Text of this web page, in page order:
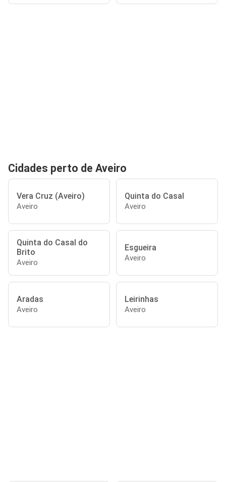
Cidades perto de Aveiro
Vera Cruz (Aveiro)
Aveiro
Quinta do Casal
Aveiro
Quinta do Casal do
Brito
Aveiro
Esgueira
Aveiro
Aradas
Aveiro
Leirinhas
Aveiro